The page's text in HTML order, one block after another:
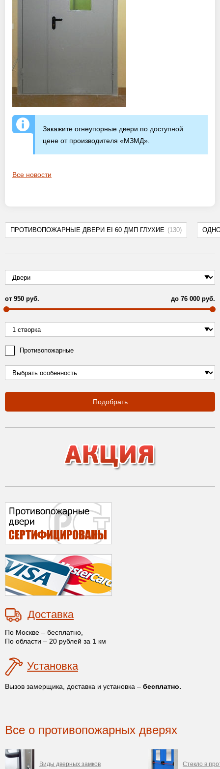
ПРОТИВОПОЖАРНЫЕ ДВЕРИ EI 60 ДМП ГЛУХИЕ (130)
от 950 руб. до 76 000 руб.
Противопожарные
Подобрать
Доставка
По Москве – бесплатно,
По области – 20 рублей за 1 км
Установка
Вызов замерщика, доставка и установка – бесплатно.
Закажите огнеупорные двери по доступной
цене от производителя «МЗМД».
Все новости
Все о противопожарных дверях
Виды дверных замков Стекло в